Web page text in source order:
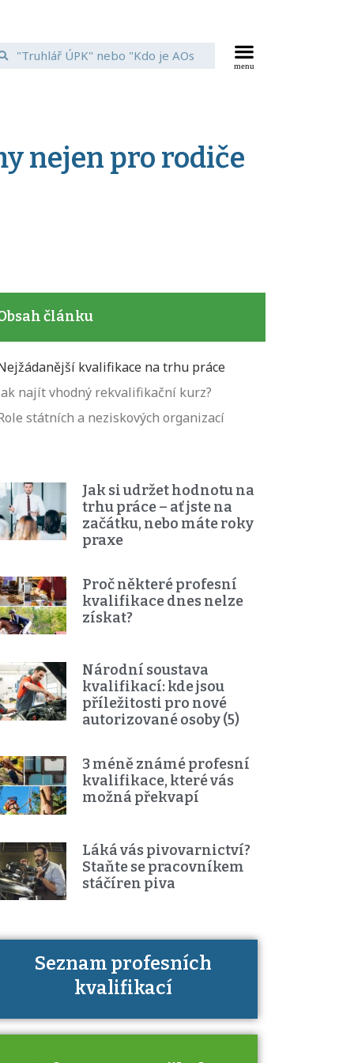
nejen pro rodiče
článku
kvalifikace na trhu práce
najít vhodný rekvalifikační kurz?
státních a neziskových organizací
Jak si udržet hodnotu na
trhu práce – ať jste na
začátku, nebo máte roky
praxe
Proč některé profesní
kvalifikace dnes nelze
získat?
Národní soustava
kvalifikací: kde jsou
příležitosti pro nové
autorizované osoby (5)
3 méně známé profesní
kvalifikace, které vás
možná překvapí
Láká vás pivovarnictví?
Staňte se pracovníkem
stáčíren piva
Seznam profesních
kvalifikací
Víte, jaké dovednosti musíte pro
danou kvalifikaci prokázat?